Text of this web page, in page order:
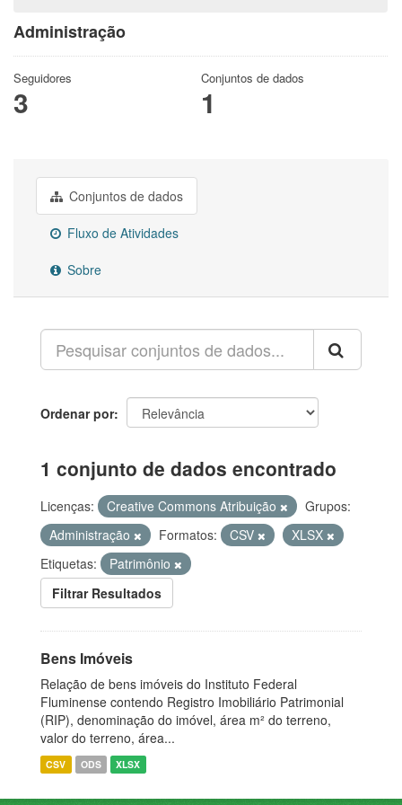
Administração
Seguidores
3
Conjuntos de dados
1
Conjuntos de dados
Fluxo de Atividades
Sobre
Ordenar por
1 conjunto de dados encontrado
Licenças: Creative Commons Atribuição
Grupos:
Administração
Formatos: CSV
XLSX
Etiquetas:
Patrimônio
Filtrar Resultados
Bens Imóveis
Relação de bens imóveis do Instituto Federal
Fluminense contendo Registro Imobiliário Patrimonial
(RIP), denominação do imóvel, área m² do terreno,
valor do terreno, área...
CSV ODS XLSX